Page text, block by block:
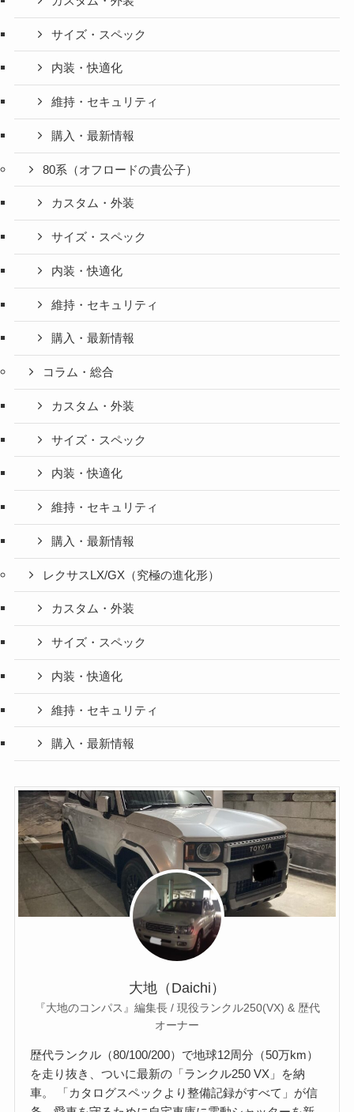
サイズ・スペック
内装・快適化
維持・セキュリティ
購入・最新情報
80系（オフロードの貴公子）
カスタム・外装
サイズ・スペック
内装・快適化
維持・セキュリティ
購入・最新情報
コラム・総合
カスタム・外装
サイズ・スペック
内装・快適化
維持・セキュリティ
購入・最新情報
レクサスLX/GX（究極の進化形）
カスタム・外装
サイズ・スペック
内装・快適化
維持・セキュリティ
購入・最新情報
大地（Daichi）
『大地のコンパス』編集長 / 現役ランクル250(VX) & 歴代
オーナー
歴代ランクル（80/100/200）で地球12周分（50万km）
を走り抜き、ついに最新の「ランクル250 VX」を納
車。 「カタログスペックより整備記録がすべて」が信